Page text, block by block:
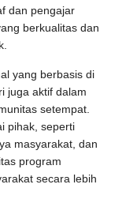
dan pengajar
berkualitas dan
yang berbasis di
juga aktif dalam
setempat.
pihak, seperti
masyarakat, dan
program
secara lebih